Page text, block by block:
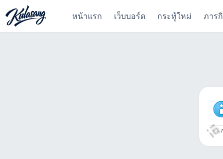
หน้าแรก เว็บบอร์ด กระทู้ใหม่ ภาร